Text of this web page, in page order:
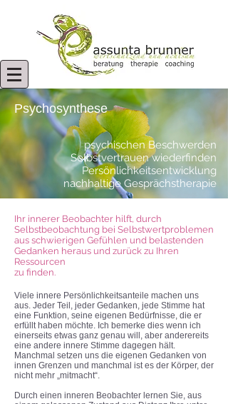
Psychosynthese
psychischen Beschwerden
Selbstvertrauen wiederfinden
Persönlichkeitsentwicklung
nachhaltige Gesprächstherapie
Viele innere Persönlichkeitsanteile machen uns
aus. Jeder Teil, jeder Gedanken, jede Stimme hat
eine Funktion, seine eigenen Bedürfnisse, die er
erfüllt haben möchte. Ich bemerke dies wenn ich
einerseits etwas ganz genau will, aber anderereits
eine andere innere Stimme dagegen hält.
Manchmal setzen uns die eigenen Gedanken von
innen Grenzen und manchmal ist es der Körper, der
nicht mehr „mitmacht“.
Durch einen inneren Beobachter lernen Sie, aus
Ihr innerer Beobachter hilft, durch
Selbstbeobachtung bei Selbstwertproblemen
aus schwierigen Gefühlen und belastenden
Gedanken heraus und zurück zu Ihren
Ressourcen
zu finden.